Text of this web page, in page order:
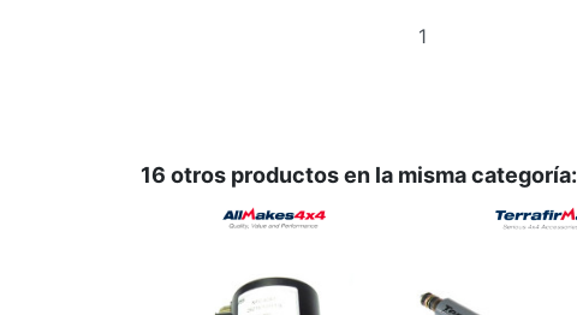
16 otros productos en la misma categoría: